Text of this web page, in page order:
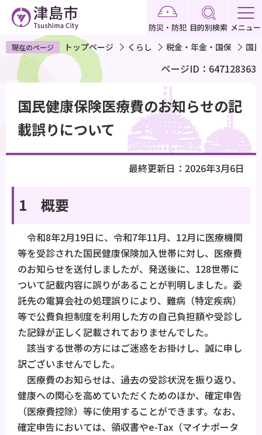
ペ
ー
ジ
で
す
防災・防犯 目的別検索 メニュー
現在のページ トップページ くらし 税金・年金・国保 国
ページID：647128363
か
国民健康保険医療費のお知らせの記
載誤りについて
最終更新日：2026年3月6日
1 概要
令和8年2月19日に、令和7年11月、12月に医療機関
等を受診された国民健康保険加入世帯に対し、医療費
のお知らせを送付しましたが、発送後に、128世帯に
ついて記載内容に誤りがあることが判明しました。委
託先の電算会社の処理誤りにより、難病（特定疾病）
等で公費負担制度を利用した方の自己負担額や受診し
た記録が正しく記載されておりませんでした。
該当する世帯の方にはご迷惑をお掛けし、誠に申し
訳ございませんでした。
医療費のお知らせは、過去の受診状況を振り返り、
健康への関心を高めていただくためのほか、確定申告
（医療費控除）等に使用することができます。なお、
確定申告においては、領収書やe-Tax（マイナポータ